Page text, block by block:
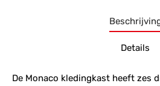
Details
De Monaco kledingkast heeft zes